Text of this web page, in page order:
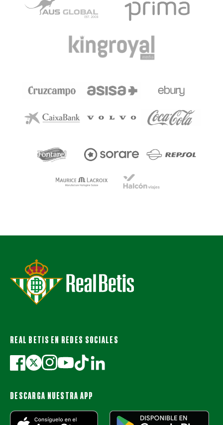
REAL BETIS EN REDES SOCIALES
DESCARGA NUESTRA APP